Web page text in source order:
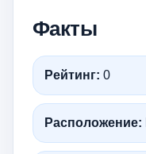
Факты
Рейтинг: 0
Расположение: